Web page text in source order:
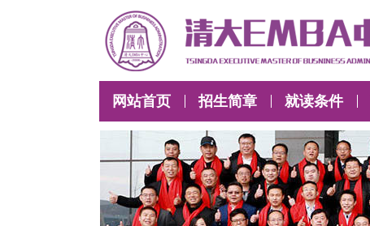
网站首页 招生简章 就读条件